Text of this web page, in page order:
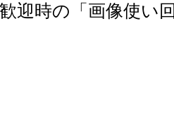
迎時の「画像使い